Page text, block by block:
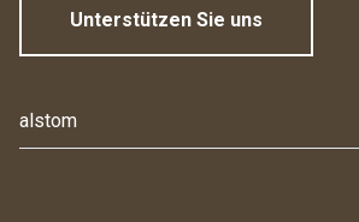
Unterstützen Sie uns